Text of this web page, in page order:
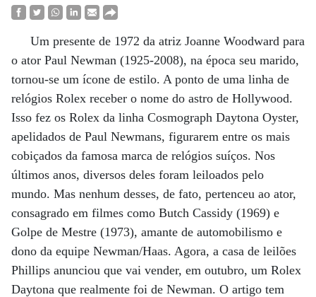
Um presente de 1972 da atriz Joanne Woodward para
o ator Paul Newman (1925-2008), na época seu marido,
tornou-se um ícone de estilo. A ponto de uma linha de
relógios Rolex receber o nome do astro de Hollywood.
Isso fez os Rolex da linha Cosmograph Daytona Oyster,
apelidados de Paul Newmans, figurarem entre os mais
cobiçados da famosa marca de relógios suíços. Nos
últimos anos, diversos deles foram leiloados pelo
mundo. Mas nenhum desses, de fato, pertenceu ao ator,
consagrado em filmes como Butch Cassidy (1969) e
Golpe de Mestre (1973), amante de automobilismo e
dono da equipe Newman/Haas. Agora, a casa de leilões
Phillips anunciou que vai vender, em outubro, um Rolex
Daytona que realmente foi de Newman. O artigo tem